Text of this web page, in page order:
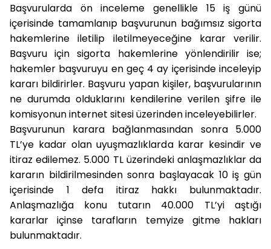
Başvurularda ön inceleme genellikle 15 iş günü
içerisinde tamamlanıp başvurunun bağımsız sigorta
hakemlerine iletilip iletilmeyeceğine karar verilir.
Başvuru için sigorta hakemlerine yönlendirilir ise;
hakemler başvuruyu en geç 4 ay içerisinde inceleyip
kararı bildirirler. Başvuru yapan kişiler, başvurularının
ne durumda olduklarını kendilerine verilen şifre ile
komisyonun internet sitesi üzerinden inceleyebilirler.
Başvurunun karara bağlanmasından sonra 5.000
TL’ye kadar olan uyuşmazlıklarda karar kesindir ve
itiraz edilemez. 5.000 TL üzerindeki anlaşmazlıklar da
kararın bildirilmesinden sonra başlayacak 10 iş gün
içerisinde 1 defa itiraz hakkı bulunmaktadır.
Anlaşmazlığa konu tutarın 40.000 TL’yi aştığı
kararlar içinse tarafların temyize gitme hakları
bulunmaktadır.